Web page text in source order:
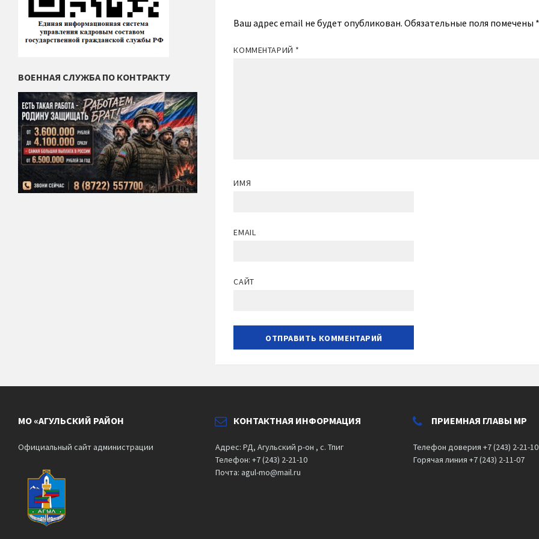
Ваш адрес email не будет опубликован. Обязательные поля помечены
КОММЕНТАРИЙ *
ИМЯ
EMAIL
САЙТ
ВОЕННАЯ СЛУЖБА ПО КОНТРАКТУ
МО «АГУЛЬСКИЙ РАЙОН
Официальный сайт администрации
КОНТАКТНАЯ ИНФОРМАЦИЯ
Адрес: РД, Агульский р-он , с. Тпиг
Телефон: +7 (243) 2-21-10
Почта: agul-mo@mail.ru
ПРИЕМНАЯ ГЛАВЫ МР
Телефон доверия +7 (243) 2-21-10
Горячая линия +7 (243) 2-11-07